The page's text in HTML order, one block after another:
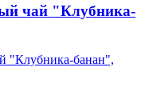
чай "Клубника-